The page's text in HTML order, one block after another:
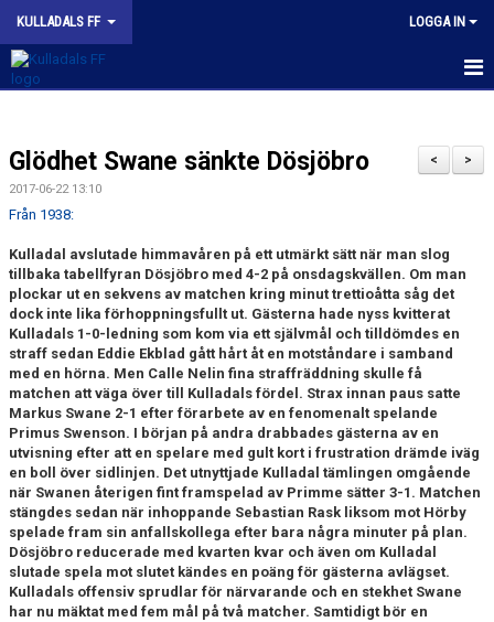
KULLADALS FF LOGGA IN
OM KLUBBEN
NYHETER
KONTAKT
INFORMATION MED POLICY
DOKUMENT
BILDGALLERI
MATCHER
INBETALNING
PROFILKLÄDER
KFF FACEBOOK
>
<
Glödhet Swane sänkte Dösjöbro
2017-06-22 13:10
Från 1938:
Kulladal avslutade himmavåren på ett utmärkt sätt när man slog
tillbaka tabellfyran Dösjöbro med 4-2 på onsdagskvällen. Om man
plockar ut en sekvens av matchen kring minut trettioåtta såg det
dock inte lika förhoppningsfullt ut. Gästerna hade nyss kvitterat
Kulladals 1-0-ledning som kom via ett självmål och tilldömdes en
straff sedan Eddie Ekblad gått hårt åt en motståndare i samband
med en hörna. Men Calle Nelin fina straffräddning skulle få
matchen att väga över till Kulladals fördel. Strax innan paus satte
Markus Swane 2-1 efter förarbete av en fenomenalt spelande
Primus Swenson. I början på andra drabbades gästerna av en
utvisning efter att en spelare med gult kort i frustration drämde iväg
en boll över sidlinjen. Det utnyttjade Kulladal tämlingen omgående
när Swanen återigen fint framspelad av Primme sätter 3-1. Matchen
stängdes sedan när inhoppande Sebastian Rask liksom mot Hörby
spelade fram sin anfallskollega efter bara några minuter på plan.
Dösjöbro reducerade med kvarten kvar och även om Kulladal
slutade spela mot slutet kändes en poäng för gästerna avlägset.
Kulladals offensiv sprudlar för närvarande och en stekhet Swane
har nu mäktat med fem mål på två matcher. Samtidigt bör en